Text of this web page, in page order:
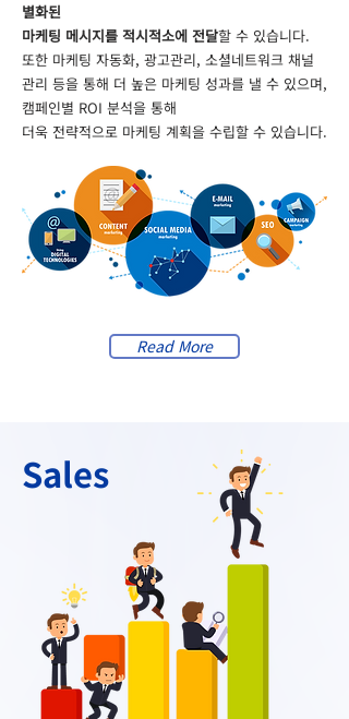
별화된
마케팅 메시지를 적시적소에 전달할 수 있습니다.
또한 마케팅 자동화, 광고관리, 소셜네트워크 채널
관리 등을 통해 더 높은 마케팅 성과를 낼 수 있으며,
캠페인별 ROI 분석을 통해
더욱 전략적으로 마케팅 계획을 수립할 수 있습니다.
Read More
Sales